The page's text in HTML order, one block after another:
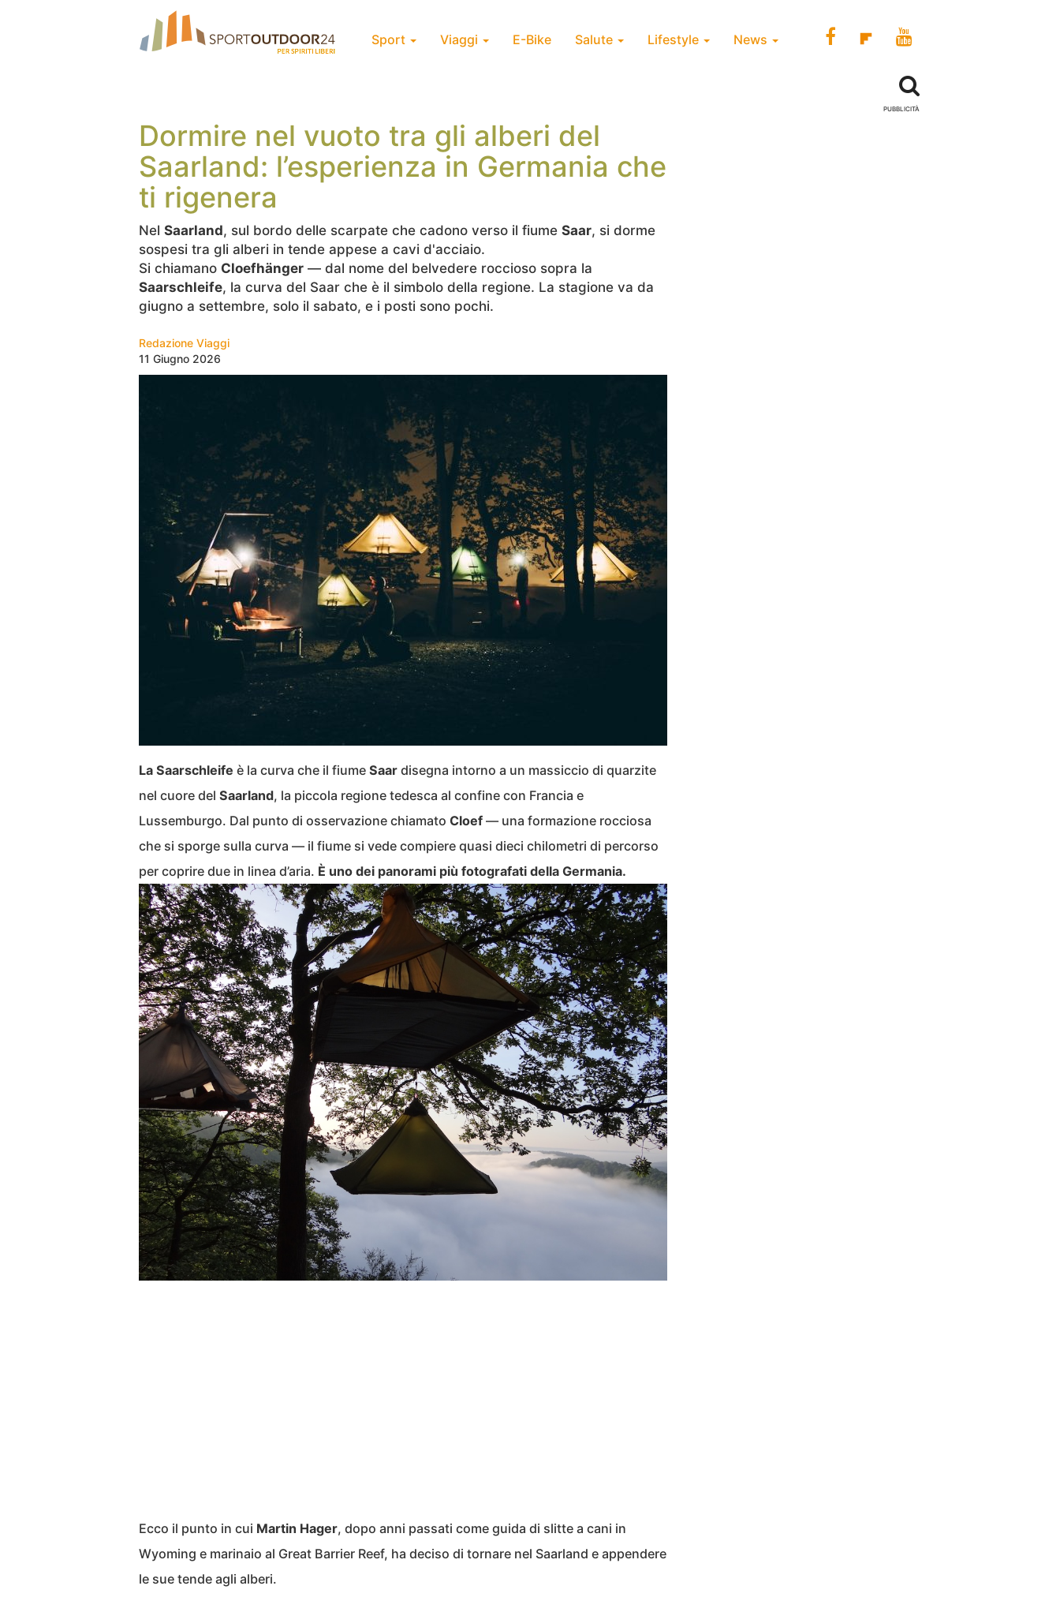
Sport Viaggi E-Bike Salute Lifestyle News
Dormire nel vuoto tra gli alberi del
Saarland: l’esperienza in Germania che
ti rigenera
Nel Saarland, sul bordo delle scarpate che cadono verso il fiume Saar, si dorme
sospesi tra gli alberi in tende appese a cavi d'acciaio.
Si chiamano Cloefhänger — dal nome del belvedere roccioso sopra la
Saarschleife, la curva del Saar che è il simbolo della regione. La stagione va da
giugno a settembre, solo il sabato, e i posti sono pochi.
Redazione Viaggi
11 Giugno 2026
La Saarschleife è la curva che il fiume Saar disegna intorno a un massiccio di quarzite
nel cuore del Saarland, la piccola regione tedesca al confine con Francia e
Lussemburgo. Dal punto di osservazione chiamato Cloef — una formazione rocciosa
che si sporge sulla curva — il fiume si vede compiere quasi dieci chilometri di percorso
per coprire due in linea d’aria. È uno dei panorami più fotografati della Germania.
Ecco il punto in cui Martin Hager, dopo anni passati come guida di slitte a cani in
Wyoming e marinaio al Great Barrier Reef, ha deciso di tornare nel Saarland e appendere
le sue tende agli alberi.
PUBBLICITÀ